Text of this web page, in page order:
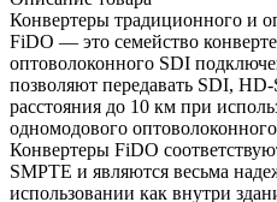
Конвертеры традиционного и
FiDO — это семейство
оптоволоконного SDI
позволяют передавать SDI,
расстояния до 10 км при
одномодового
Конвертеры FiDO
SMPTE и являются весьма
использовании как внутри